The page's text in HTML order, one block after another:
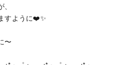
すように❤️✨
〜